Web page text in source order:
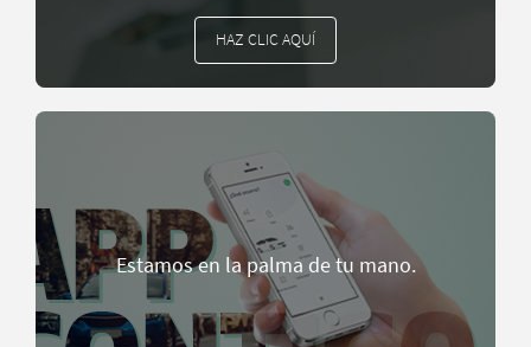
HAZ CLIC AQUÍ
Estamos en la palma de tu mano.